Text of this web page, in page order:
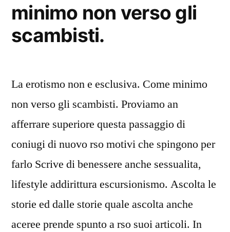
minimo non verso gli
scambisti.
La erotismo non e esclusiva. Come minimo
non verso gli scambisti. Proviamo an
afferrare superiore questa passaggio di
coniugi di nuovo rso motivi che spingono per
farlo Scrive di benessere anche sessualita,
lifestyle addirittura escursionismo. Ascolta le
storie ed dalle storie quale ascolta anche
aceree prende spunto a rso suoi articoli. In